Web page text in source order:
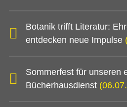
Botanik trifft Literatur:
entdecken neue Impulse
Sommerfest für unseren
Bücherhausdienst